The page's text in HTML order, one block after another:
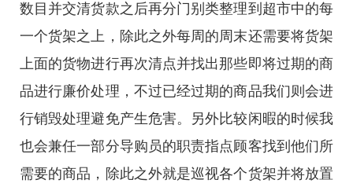
数目并交清货款之后再分门别类整理到超市中的每
一个货架之上，除此之外每周的周末还需要将货架
上面的货物进行再次清点并找出那些即将过期的商
品进行廉价处理，不过已经过期的商品我们则会进
行销毁处理避免产生危害。另外比较闲暇的时候我
也会兼任一部分导购员的职责指点顾客找到他们所
需要的商品，除此之外就是巡视各个货架并将放置